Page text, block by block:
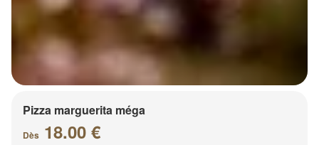
Pizza marguerita méga
Dès 18.00 €